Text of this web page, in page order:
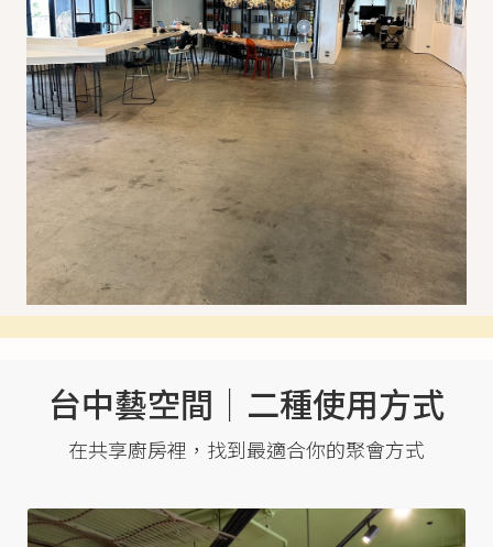
台中藝空間｜二種使用方式
在共享廚房裡，找到最適合你的聚會方式